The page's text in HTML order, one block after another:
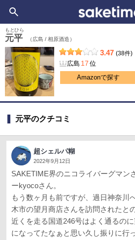
元平
もとひら
（広島 /相原酒造）
3.47 (38件)
広島 17 位
Amazonで探す
元平のクチコミ
超シェルパ糊
2022年9月12日
SAKETIME界のニコライバーグマン
ーkyocoさん。
もう数ヶ月も前ですが、過日神奈川
木市の望月商店さんを訪問されたと
近くを走る国道246号はよく通るの
になってたなぁと思い久し振りに行